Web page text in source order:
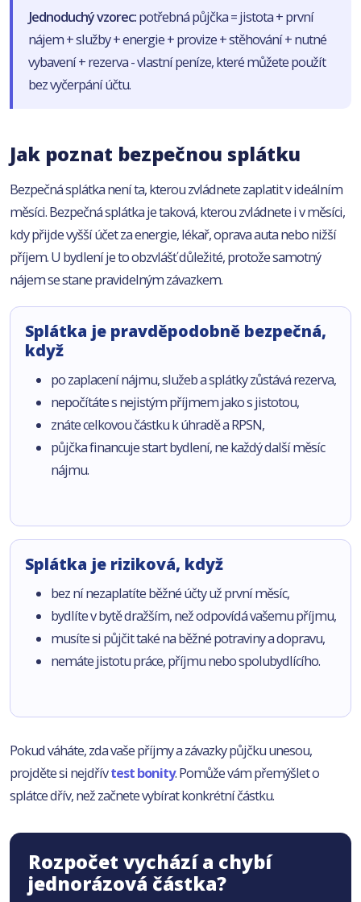
Jednoduchý vzorec:potřebná půjčka = jistota + první
nájem + služby + energie + provize + stěhování + nutné
vybavení + rezerva - vlastní peníze, které můžete použít
bez vyčerpání účtu.
Jak poznat bezpečnou splátku
Bezpečná splátka není ta, kterou zvládnete zaplatit v ideálním
měsíci. Bezpečná splátka je taková, kterou zvládnete i v měsíci,
kdy přijde vyšší účet za energie, lékař, oprava auta nebo nižší
příjem. U bydlení je to obzvlášť důležité, protože samotný
nájem se stane pravidelným závazkem.
Splátka je pravděpodobně bezpečná,
když
po zaplacení nájmu, služeb a splátky zůstává rezerva,
nepočítáte s nejistým příjmem jako s jistotou,
znáte celkovou částku k úhradě a RPSN,
půjčka financuje start bydlení, ne každý další měsíc
nájmu.
Splátka je riziková, když
bez ní nezaplatíte běžné účty už první měsíc,
bydlíte v bytě dražším, než odpovídá vašemu příjmu,
musíte si půjčit také na běžné potraviny a dopravu,
nemáte jistotu práce, příjmu nebo spolubydlícího.
Pokud váháte, zda vaše příjmy a závazky půjčku unesou,
projděte si nejdřívtest bonity. Pomůže vám přemýšlet o
splátce dřív, než začnete vybírat konkrétní částku.
Rozpočet vychází a chybí
jednorázová částka?